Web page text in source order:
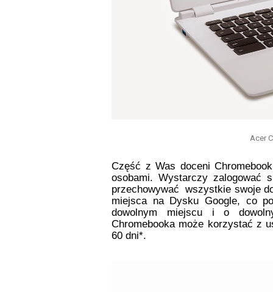
Acer
Część z Was doceni
osobami. Wystarczy zalogować
przechowywać  wszystkie swoje
miejsca na Dysku Google, co
dowolnym miejscu i o
Chromebooka może korzystać z
60 dni*.